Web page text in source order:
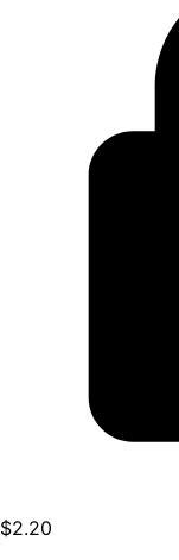
$2.20